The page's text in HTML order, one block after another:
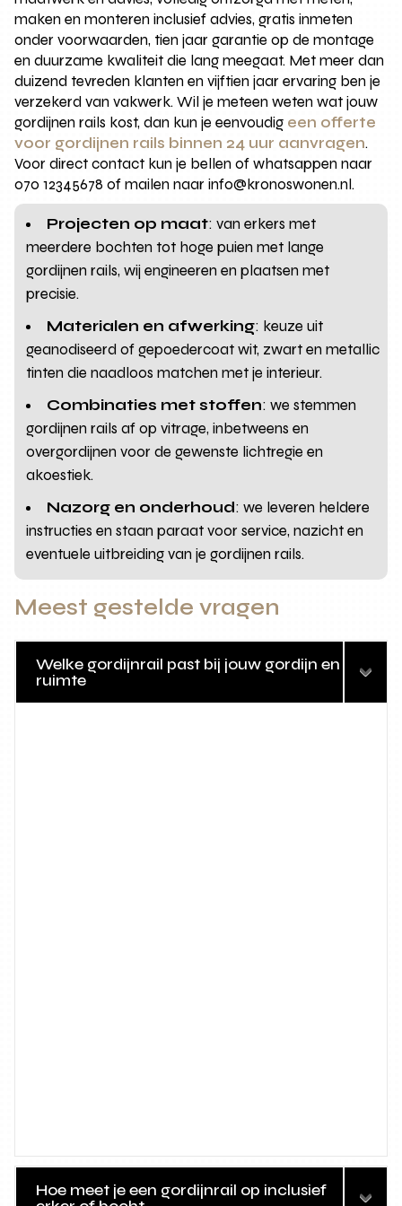
maken en monteren inclusief advies, gratis inmeten
onder voorwaarden, tien jaar garantie op de montage
en duurzame kwaliteit die lang meegaat. Met meer dan
duizend tevreden klanten en vijftien jaar ervaring ben je
verzekerd van vakwerk. Wil je meteen weten wat jouw
gordijnen rails kost, dan kun je eenvoudig een offerte
voor gordijnen rails binnen 24 uur aanvragen.
Voor direct contact kun je bellen of whatsappen naar
070 12345678 of mailen naar info@kronoswonen.nl.
Projecten op maat: van erkers met
meerdere bochten tot hoge puien met lange
gordijnen rails, wij engineeren en plaatsen met
precisie.
Materialen en afwerking: keuze uit
geanodiseerd of gepoedercoat wit, zwart en metallic
tinten die naadloos matchen met je interieur.
Combinaties met stoffen: we stemmen
gordijnen rails af op vitrage, inbetweens en
overgordijnen voor de gewenste lichtregie en
akoestiek.
Nazorg en onderhoud: we leveren heldere
instructies en staan paraat voor service, nazicht en
eventuele uitbreiding van je gordijnen rails.
Meest gestelde vragen
Welke gordijnrail past bij jouw gordijn en
ruimte
Hoe meet je een gordijnrail op inclusief